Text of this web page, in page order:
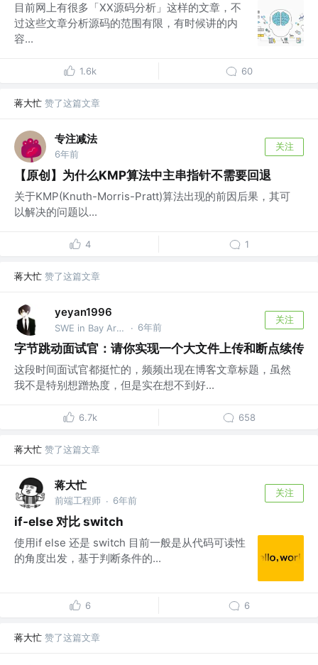
目前网上有很多「XX源码分析」这样的文章，不
过这些文章分析源码的范围有限，有时候讲的内
容...
1.6k 60
蒋大忙 赞了这篇文章
专注减法
6年前
关注
【原创】为什么KMP算法中主串指针不需要回退
关于KMP(Knuth-Morris-Pratt)算法出现的前因后果，其可
以解决的问题以...
4 1
蒋大忙 赞了这篇文章
yeyan1996
SWE in Bay Area @TikTok · 6年前
关注
字节跳动面试官：请你实现一个大文件上传和断点续传
这段时间面试官都挺忙的，频频出现在博客文章标题，虽然
我不是特别想蹭热度，但是实在想不到好...
6.7k 658
蒋大忙 赞了这篇文章
蒋大忙
前端工程师 · 6年前
关注
if-else 对比 switch
使用if else 还是 switch 目前一般是从代码可读性
的角度出发，基于判断条件的...
6 6
蒋大忙 赞了这篇文章